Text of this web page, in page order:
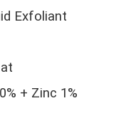
Exfoliant
+ Zinc 1%